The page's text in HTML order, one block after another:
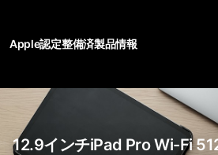
Apple認定整備済製品情報
12.9インチiPad Pro Wi-Fi